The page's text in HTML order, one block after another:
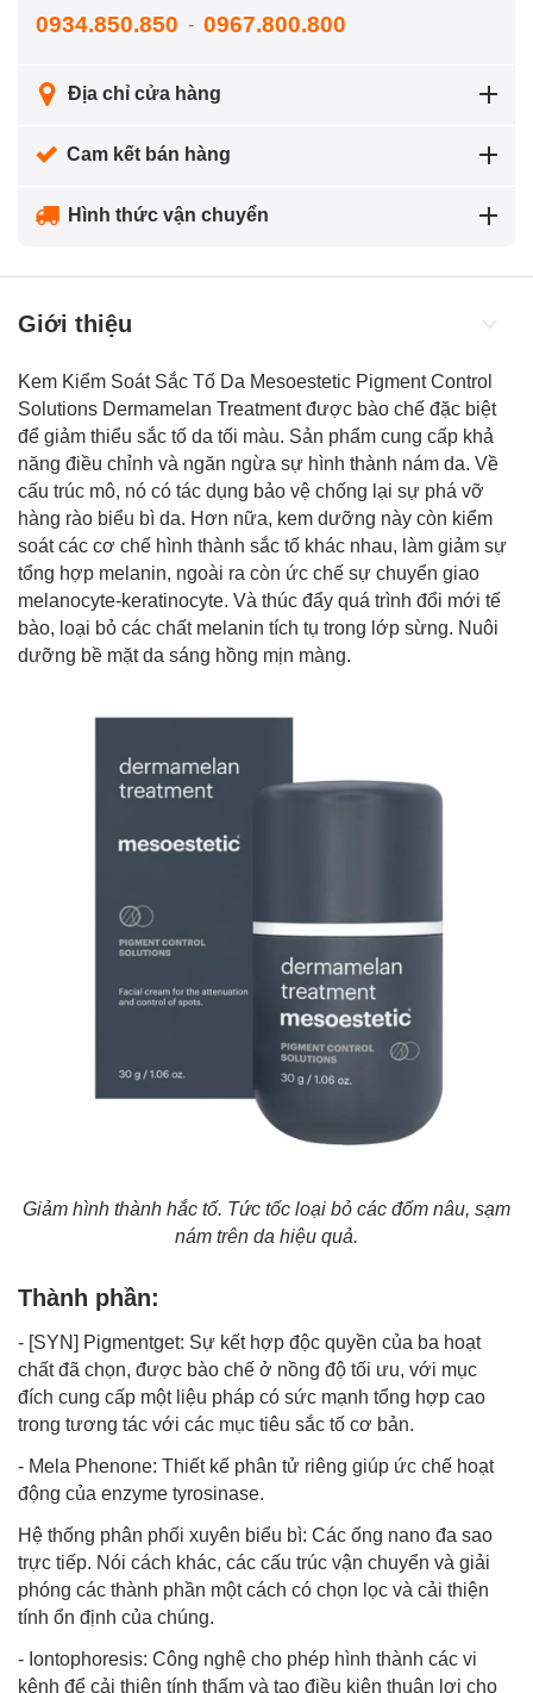
0934.850.850 - 0967.800.800
Địa chỉ cửa hàng
Cam kết bán hàng
Hình thức vận chuyển
Giới thiệu
Kem Kiểm Soát Sắc Tố Da Mesoestetic Pigment Control
Solutions Dermamelan Treatment được bào chế đặc biệt
để giảm thiểu sắc tố da tối màu. Sản phẩm cung cấp khả
năng điều chỉnh và ngăn ngừa sự hình thành nám da. Về
cấu trúc mô, nó có tác dụng bảo vệ chống lại sự phá vỡ
hàng rào biểu bì da. Hơn nữa, kem dưỡng này còn kiểm
soát các cơ chế hình thành sắc tố khác nhau, làm giảm sự
tổng hợp melanin, ngoài ra còn ức chế sự chuyển giao
melanocyte-keratinocyte. Và thúc đẩy quá trình đổi mới tế
bào, loại bỏ các chất melanin tích tụ trong lớp sừng. Nuôi
dưỡng bề mặt da sáng hồng mịn màng.
Giảm hình thành hắc tố. Tức tốc loại bỏ các đốm nâu, sạm
nám trên da hiệu quả.
Thành phần:
- [SYN] Pigmentget: Sự kết hợp độc quyền của ba hoạt
chất đã chọn, được bào chế ở nồng độ tối ưu, với mục
đích cung cấp một liệu pháp có sức mạnh tổng hợp cao
trong tương tác với các mục tiêu sắc tố cơ bản.
- Mela Phenone: Thiết kế phân tử riêng giúp ức chế hoạt
động của enzyme tyrosinase.
Hệ thống phân phối xuyên biểu bì: Các ống nano đa sao
trực tiếp. Nói cách khác, các cấu trúc vận chuyển và giải
phóng các thành phần một cách có chọn lọc và cải thiện
tính ổn định của chúng.
- Iontophoresis: Công nghệ cho phép hình thành các vi
kênh để cải thiện tính thấm và tạo điều kiện thuận lợi cho